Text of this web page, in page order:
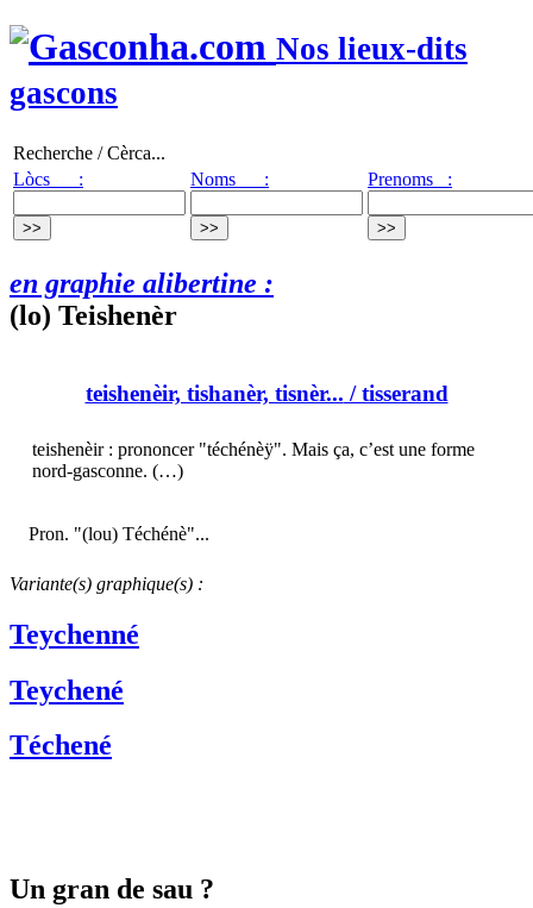
Nos lieux-dits
gascons
Recherche / Cèrca...
Lòcs :
Noms : Prenoms :
en graphie alibertine :
(lo) Teishenèr
teishenèir, tishanèr, tisnèr... / tisserand
teishenèir : prononcer "téchénèÿ". Mais ça, c’est une forme
nord-gasconne. (…)
Pron. "(lou) Téchénè"...
Variante(s) graphique(s) :
Teychenné
Teychené
Téchené
Un gran de sau ?